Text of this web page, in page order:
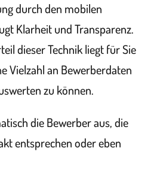
durch den mobilen
Klarheit und Transparenz.
dieser Technik liegt für Sie
Vielzahl an Bewerberdaten
zu können.
die Bewerber aus, die
entsprechen oder eben